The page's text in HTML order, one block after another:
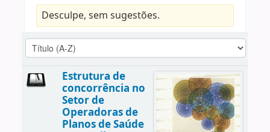
Desculpe, sem sugestões.
Estrutura de
concorrência no
Setor de
Operadoras de
Planos de Saúde